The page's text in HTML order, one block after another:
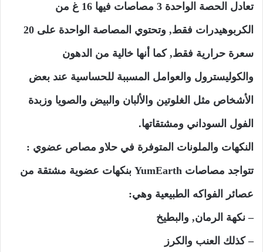
تعادل الحصة الواحدة 3 مصاصات فيها 16 غ من
الكربوهيدرات فقط, وتحتوي المصاصة الواحدة على 20
سعرة حرارية فقط, كما أنها خالية من الدهون
والكوليسترول والعوامل المسببة للحساسية عند بعض
الأشخاص مثل الغلوتين والألبان والبيض والصويا وزبدة
الفول السوداني ومشتقاتها.
النكهات والملونات المتوفرة في حلاو مصاص عضوي :
تتواجد مصاصات YumEarth بنكهات عضوية مشتقة من
عصائر الفواكه الطبيعية وهي:
– نكهة الرمان, والبطيخ
– كذلك العنب والكرز